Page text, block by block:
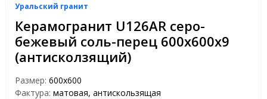
Уральский гранит
Керамогранит U126AR серо-
бежевый соль-перец 600x600x9
(антисколзящий)
Размер: 600х600
Фактура: матовая, антискользящая